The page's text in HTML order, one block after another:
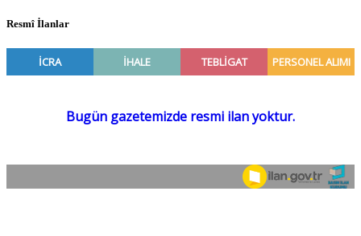
Resmî İlanlar